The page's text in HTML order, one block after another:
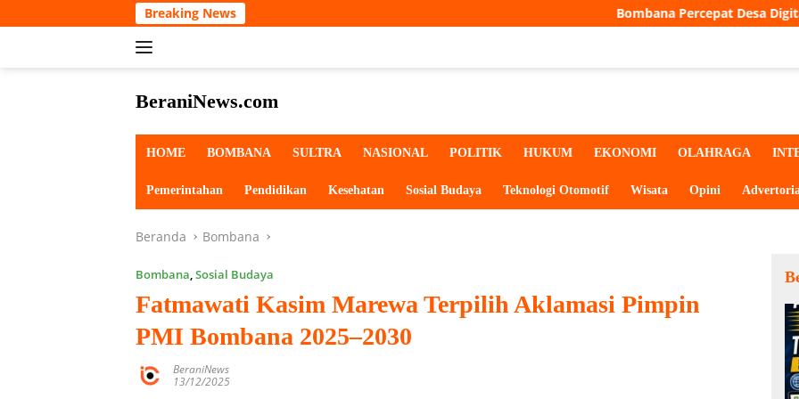
ke
Breaking News Bombana Percepat Desa Digital, Seluruh Desa
BeraniNews.com
HOME BOMBANA SULTRA NASIONAL POLITIK HUKUM EKONOMI OLAHRAGA
Pemerintahan Pendidikan Kesehatan Sosial Budaya Teknologi Otomotif Wisata Opini
Beranda Bombana
Bombana,Sosial Budaya
Fatmawati Kasim Marewa Terpilih Aklamasi Pimpin
PMI Bombana 2025–2030
BeraniNews
13/12/2025